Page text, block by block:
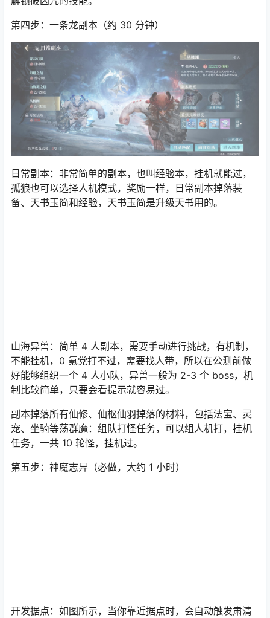
解锁破凶咒的技能。
第四步：一条龙副本（约 30 分钟）
日常副本：非常简单的副本，也叫经验本，挂机就能过，
孤狼也可以选择人机模式，奖励一样，日常副本掉落装
备、天书玉简和经验，天书玉简是升级天书用的。
山海异兽：简单 4 人副本，需要手动进行挑战，有机制，
不能挂机，0 氪党打不过，需要找人带，所以在公测前做
好能够组织一个 4 人小队，异兽一般为 2-3 个 boss，机
副本掉落所有仙修、仙枢仙羽掉落的材料，包括法宝、灵
宠、坐骑等荡群魔：组队打怪任务，可以组人机打，挂机